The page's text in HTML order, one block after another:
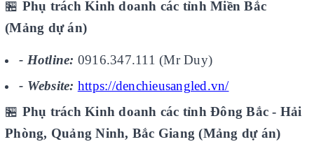
🏪 Phụ trách Kinh doanh các tỉnh Miền Bắc
(Mảng dự án)
- Hotline: 0916.347.111 (Mr Duy)
- Website: https://denchieusangled.vn/
🏪 Phụ trách Kinh doanh các tỉnh Đông Bắc - Hải
Phòng, Quảng Ninh, Bắc Giang (Mảng dự án)